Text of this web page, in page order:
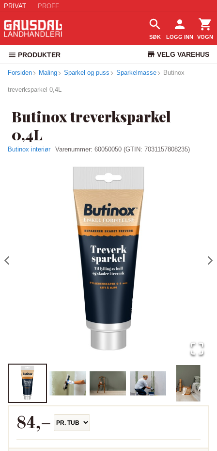
PRIVAT PROFF
SØK LOGG INN VOGN
PRODUKTER VELG VAREHUS
KUNDESERVICE
Forsiden Maling Sparkel og puss Sparkelmasse Butinox
treverksparkel 0,4L
Butinox treverksparkel
0,4L
Butinox interiør Varenummer: 60050050 (GTIN: 7031157808235)
84,–